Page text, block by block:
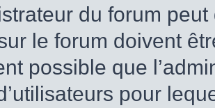
du forum
le forum doivent
possible que
pour